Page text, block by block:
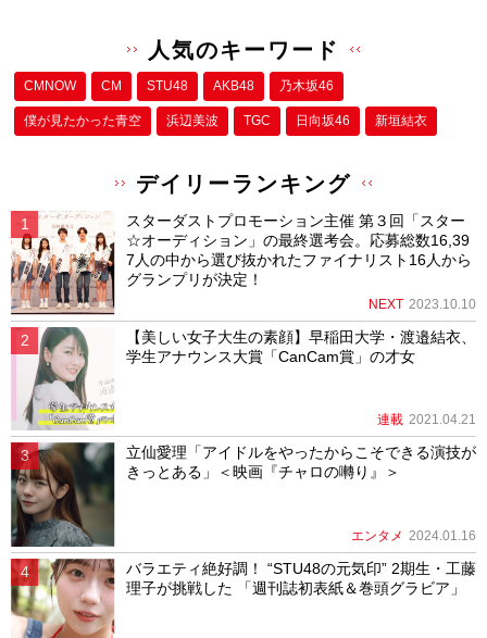
人気のキーワード
CMNOW CM STU48 AKB48 乃木坂46
僕が⾒たかった⻘空 浜辺美波 TGC 日向坂46 新垣結衣
デイリーランキング
スターダストプロモーション主催 第３回「スター
☆オーディション」の最終選考会。応募総数16,39
7人の中から選び抜かれたファイナリスト16人から
グランプリが決定！
NEXT 2023.10.10
【美しい女子大生の素顔】早稲田大学・渡邉結衣、
学生アナウンス大賞「CanCam賞」の才女
連載 2021.04.21
立仙愛理「アイドルをやったからこそできる演技が
きっとある」＜映画『チャロの囀り』＞
エンタメ 2024.01.16
バラエティ絶好調！ “STU48の元気印” 2期生・工藤
理子が挑戦した 「週刊誌初表紙＆巻頭グラビア」